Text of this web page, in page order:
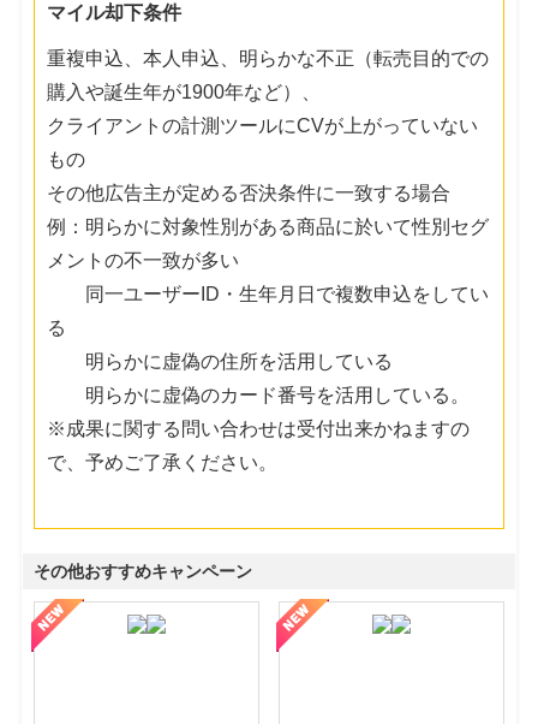
マイル却下条件
重複申込、本人申込、明らかな不正（転売目的での
購入や誕生年が1900年など）、
クライアントの計測ツールにCVが上がっていない
もの
その他広告主が定める否決条件に一致する場合
例：明らかに対象性別がある商品に於いて性別セグ
メントの不一致が多い
同一ユーザーID・生年月日で複数申込をしてい
る
明らかに虚偽の住所を活用している
明らかに虚偽のカード番号を活用している。
※成果に関する問い合わせは受付出来かねますの
で、予めご了承ください。
その他おすすめキャンペーン